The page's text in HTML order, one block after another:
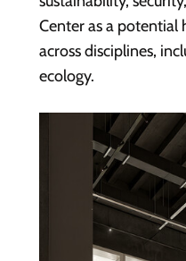
Center as a
across disciplines,
ecology.